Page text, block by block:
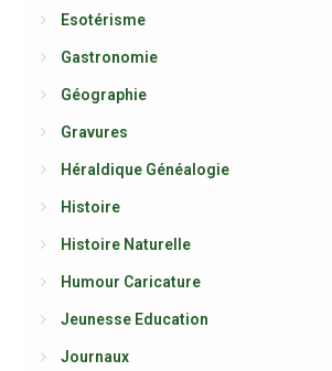
Esotérisme
Gastronomie
Géographie
Gravures
Héraldique Généalogie
Histoire
Histoire Naturelle
Humour Caricature
Jeunesse Education
Journaux